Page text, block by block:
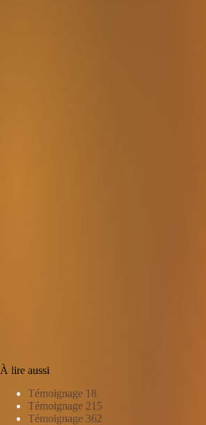
À lire aussi
Témoignage 18
Témoignage 215
Témoignage 362